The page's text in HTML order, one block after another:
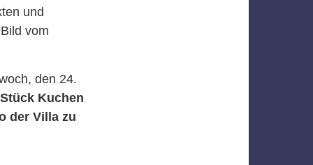
und
vom
den 24.
Kuchen
der Villa zu